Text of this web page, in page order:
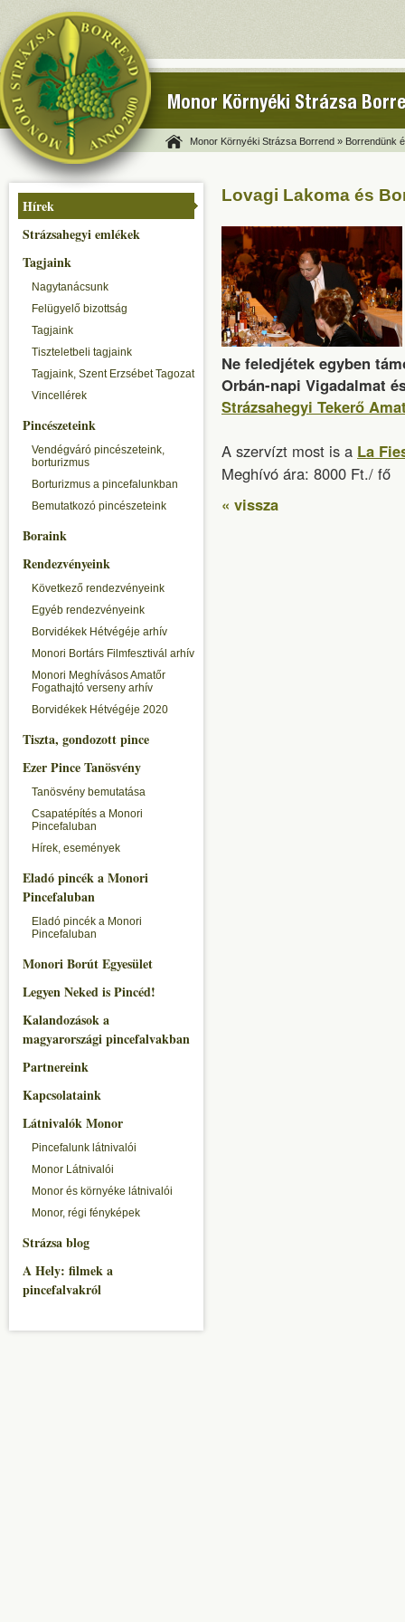
Monor Környéki Strázsa
Monor Környéki Strázsa Borrend » Borrendünk
Hírek
Strázsahegyi emlékek
Tagjaink
Nagytanácsunk
Felügyelő bizottság
Tagjaink
Tiszteletbeli tagjaink
Tagjaink, Szent Erzsébet Tagozat
Vincellérek
Pincészeteink
Vendégváró pincészeteink,
borturizmus
Borturizmus a pincefalunkban
Bemutatkozó pincészeteink
Boraink
Rendezvényeink
Következő rendezvényeink
Egyéb rendezvényeink
Borvidékek Hétvégéje arhív
Monori Bortárs Filmfesztivál arhív
Monori Meghívásos Amatőr
Fogathajtó verseny arhív
Borvidékek Hétvégéje 2020
Tiszta, gondozott pince
Ezer Pince Tanösvény
Tanösvény bemutatása
Csapatépítés a Monori
Pincefaluban
Hírek, események
Eladó pincék a Monori
Pincefaluban
Eladó pincék a Monori
Pincefaluban
Monori Borút Egyesület
Legyen Neked is Pincéd!
Kalandozások a
magyarországi pincefalvakban
Partnereink
Kapcsolataink
Látnivalók Monor
Pincefalunk látnivalói
Monor Látnivalói
Monor és környéke látnivalói
Monor, régi fényképek
Strázsa blog
A Hely: filmek a
pincefalvakról
Lovagi Lakoma és
Ne feledjétek egyben
Orbán-napi Vigadalmat
Strázsahegyi Tekerő
A szervízt most is a La
Meghívó ára: 8000 Ft./ fő
« vissza